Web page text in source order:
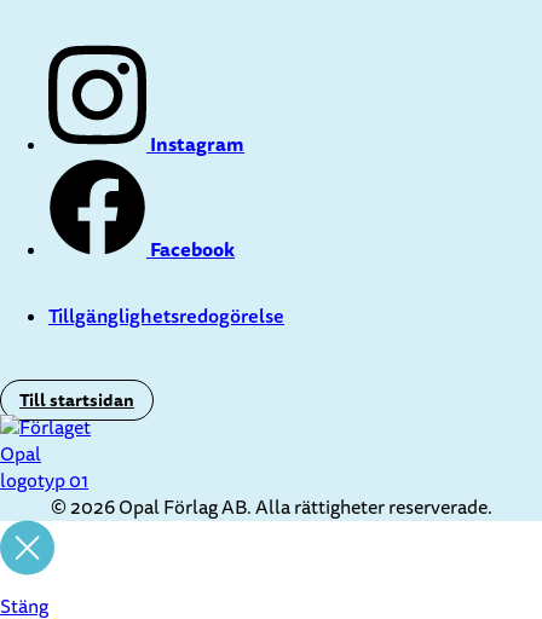
Instagram
Facebook
Tillgänglighetsredogörelse
Till startsidan
© 2026 Opal Förlag AB. Alla rättigheter reserverade.
Stäng